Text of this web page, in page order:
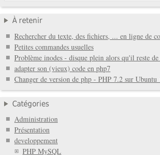
À retenir
Rechercher du texte, des fichiers, ... en ligne de
Petites commandes usuelles
Problème inodes - disque plein alors qu'il reste de
adapter son (vieux) code en php7
Changer de version de php - PHP 7.2 sur Ubuntu
Catégories
Administration
Présentation
developpement
PHP MySQL